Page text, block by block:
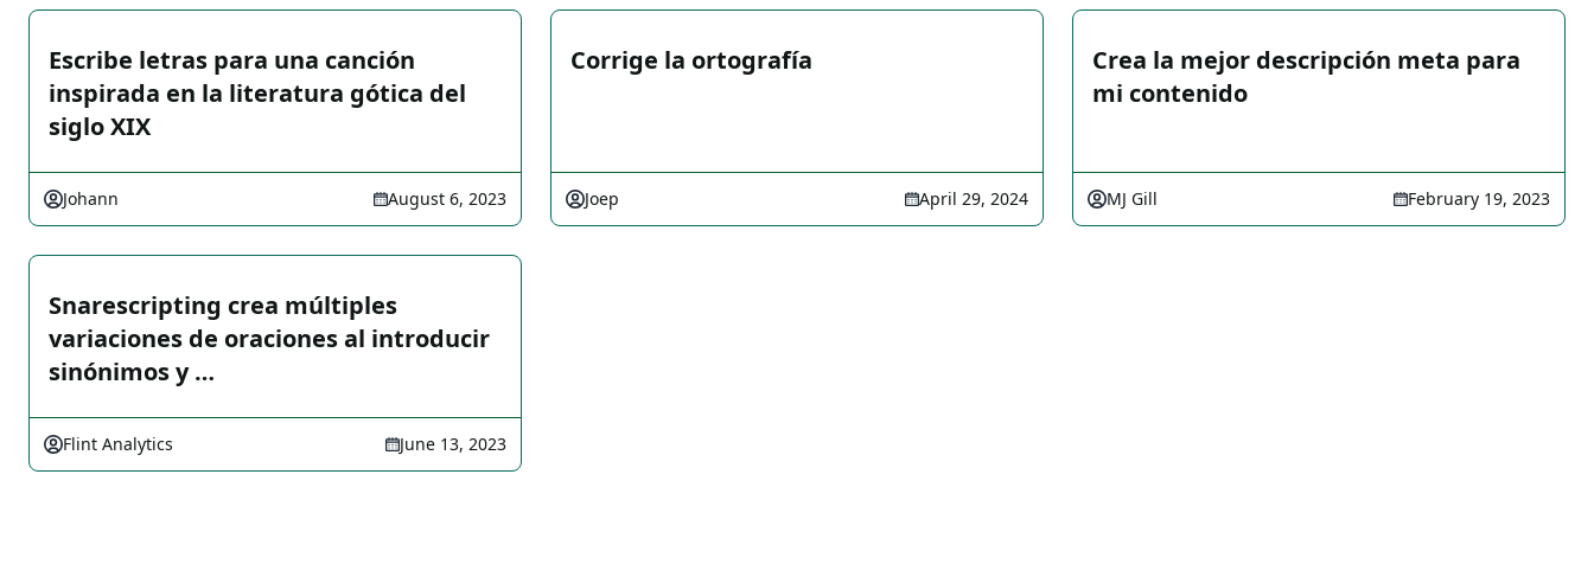
Escribe letras para una canción
inspirada en la literatura gótica del
siglo XIX
Johann August 6, 2023
Corrige la ortografía
Joep April 29, 2024
Crea la mejor descripción meta para
mi contenido
MJ Gill February 19, 2023
Snarescripting crea múltiples
variaciones de oraciones al introducir
sinónimos y …
Flint Analytics June 13, 2023